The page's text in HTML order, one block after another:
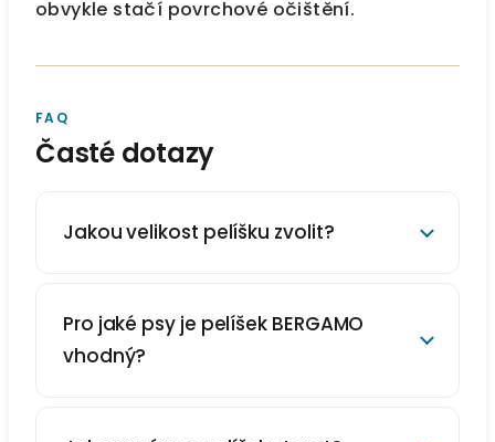
obvykle stačí povrchové očištění.
FAQ
Časté dotazy
Jakou velikost pelíšku zvolit?
Pro jaké psy je pelíšek BERGAMO
vhodný?